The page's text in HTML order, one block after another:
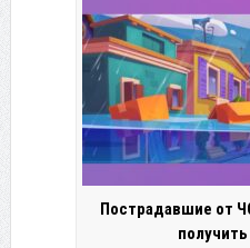
Пострадавшие от